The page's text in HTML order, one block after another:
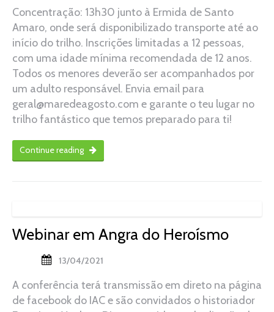
Concentração: 13h30 junto à Ermida de Santo
Amaro, onde será disponibilizado transporte até ao
início do trilho. Inscrições limitadas a 12 pessoas,
com uma idade mínima recomendada de 12 anos.
Todos os menores deverão ser acompanhados por
um adulto responsável. Envia email para
geral@maredeagosto.com e garante o teu lugar no
trilho fantástico que temos preparado para ti!
Continue reading
Webinar em Angra do Heroísmo
13/04/2021
A conferência terá transmissão em direto na página
de facebook do IAC e são convidados o historiador